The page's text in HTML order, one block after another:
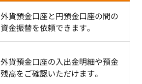
外貨預金口座と円預金口座の間の
資金振替を依頼できます。
外貨預金口座の入出金明細や預金
残高をご確認いただけます。